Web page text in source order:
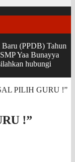
Baru (PPDB) Tahun
Yaa Bunayya
hubungi
PILIH GURU !”
!”